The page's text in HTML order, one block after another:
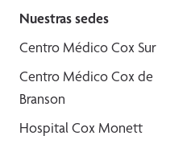
Nuestras sedes
Centro Médico Cox Sur
Centro Médico Cox de
Branson
Hospital Cox Monett